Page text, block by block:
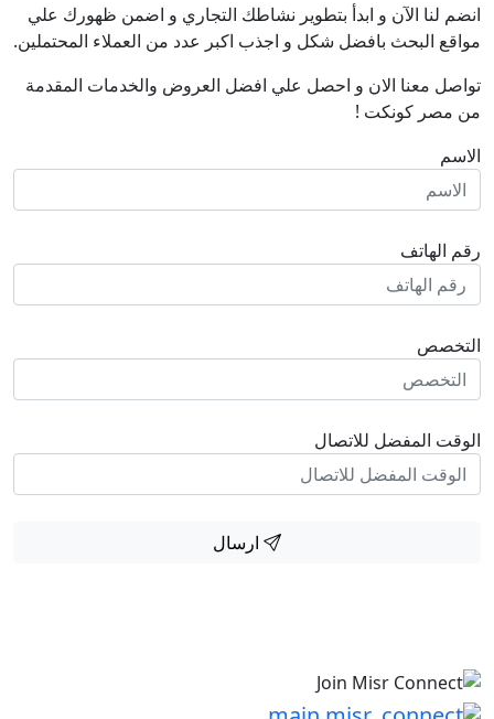
انضم لنا اﻵن و ابدأ بتطوير نشاطك التجاري و اضمن ظهورك علي
مواقع البحث بافضل شكل و اجذب اكبر عدد من العملاء المحتملين.
تواصل معنا الان و احصل علي افضل العروض والخدمات المقدمة
من مصر كونكت !
الاسم
رقم الهاتف
التخصص
الوقت المفضل للاتصال
ارسال